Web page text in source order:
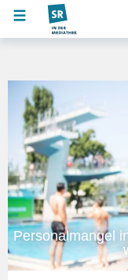
Personalmangel